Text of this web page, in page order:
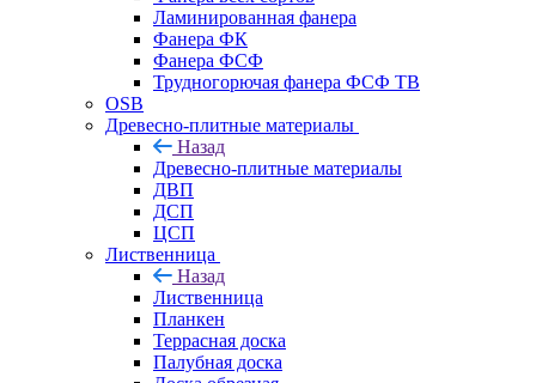
Ламинированная фанера
Фанера ФК
Фанера ФСФ
Трудногорючая фанера ФСФ ТВ
OSB
Древесно-плитные материалы
Назад
Древесно-плитные материалы
ДВП
ДСП
ЦСП
Лиственница
Назад
Лиственница
Планкен
Террасная доска
Палубная доска